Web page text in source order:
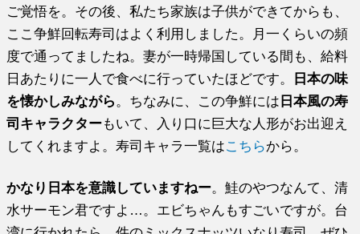
ご覚悟を。その後、私たち家族は子供ができてからも、
ここ争鮮回転寿司はよく利用しました。月一くらいの頻
度で通ってましたね。妻が一時帰国している間も、給料
日あたりに一人で食べに行っていたほどです。
日本の味
を懐かしみながら 。ちなみに、この争鮮には 日本風の寿
司キャラクターもいて、入り口に巨大な人形がお出迎え
してくれますよ。寿司キャラ一覧はこちらから。
かなり日本を意識していますねー。鮭のやつなんて、清
水サーモン君ですよ…。エビちゃんもすごいですが。台